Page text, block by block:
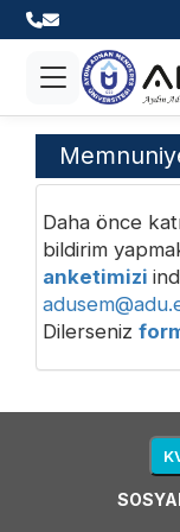
Daha önce
bildirim
anketimizi
Dilerseniz